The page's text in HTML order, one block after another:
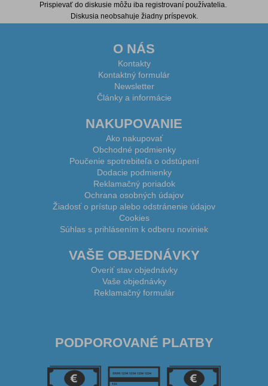
Prispievať do diskusie môžu iba registrovaní používatelia.
Diskusia neobsahuje žiadny príspevok.
O NÁS
Kontakty
Kontaktný formulár
Newsletter
Články a informácie
NAKUPOVANIE
Ako nakupovať
Obchodné podmienky
Poučenie spotrebiteľa o odstúpení
Dodacie podmienky
Reklamačný poriadok
Ochrana osobných údajov
Žiadosť o prístup alebo odstránenie údajov
Cookies
Súhlas s prihlásením k odberu noviniek
VAŠE OBJEDNÁVKY
Overiť stav objednávky
Vaše objednávky
Reklamačný formulár
PODPOROVANÉ PLATBY